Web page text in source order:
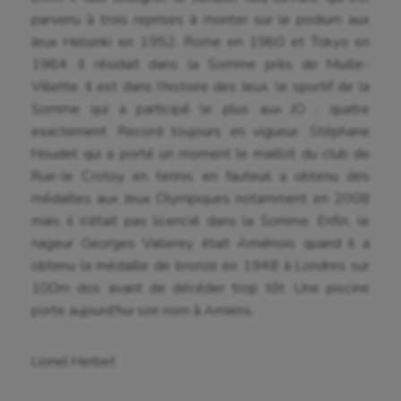
Outdoor
Paddle
Parkour
Patinage artistique
Plongée
Randonnée / Marche
Roller-derby
Sauvetage sportif
parvenu à trois reprises à monter sur le podium aux
Jeux Helsinki en 1952, Rome en 1960 et Tokyo en
1964. Il résidait dans la Somme près de Muille-
Villette. Il est dans l’histoire des Jeux, le sportif de la
Somme qui a participé le plus aux JO : quatre
exactement. Record toujours en vigueur. Stéphane
Houdet qui a porté un moment le maillot du club de
Rue-le Crotoy en tennis en fauteuil a obtenu des
médailles aux Jeux Olympiques notamment en 2008
mais il n’était pas licencié dans la Somme. Enfin, le
nageur Georges Vallerey était Amiénois quand il a
obtenu la médaille de bronze en 1948 à Londres sur
100m dos avant de décéder trop tôt. Une piscine
porte aujourd’hui son nom à Amiens.
Lionel Herbet